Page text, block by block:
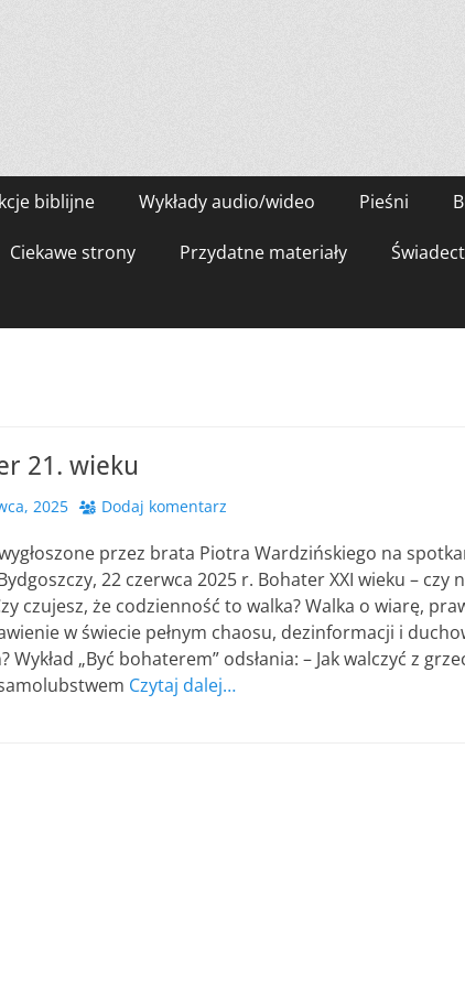
biblijne Wykłady audio/wideo Pieśni
Ciekawe strony Przydatne materiały
21. wieku
2025 Dodaj komentarz
przez brata Piotra Wardzińskiego na
22 czerwca 2025 r. Bohater XXI wieku – czy
czujesz, że codzienność to walka? Walka o wiarę,
w świecie pełnym chaosu, dezinformacji i
Wykład „Być bohaterem” odsłania: – Jak walczyć z
Czytaj dalej…